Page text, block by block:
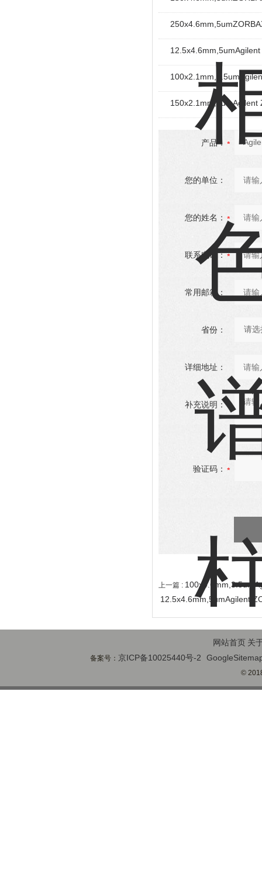
150x2.1mm,5umAgilent
产品：
您的单位：
您的姓名：
联系电话：
常用邮箱：
省份：
详细地址：
补充说明：
验证码：
上一篇 :
12.5x4.6mm,5umAgilent
网站首页 关
备案号： 京ICP备10025440号-2
©